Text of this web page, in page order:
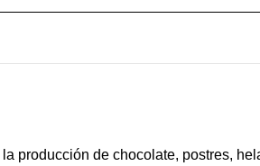
producción de chocolate, postres,